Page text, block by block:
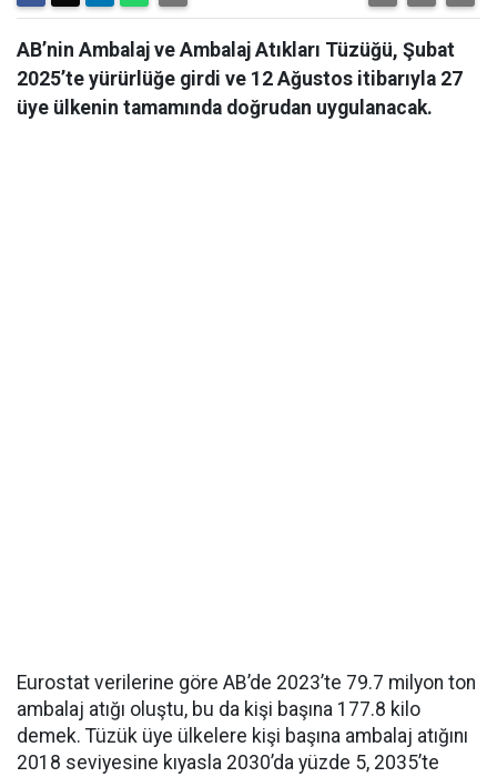
AB’nin Ambalaj ve Ambalaj Atıkları Tüzüğü, Şubat
2025’te yürürlüğe girdi ve 12 Ağustos itibarıyla 27
üye ülkenin tamamında doğrudan uygulanacak.
Eurostat verilerine göre AB’de 2023’te 79.7 milyon ton
ambalaj atığı oluştu, bu da kişi başına 177.8 kilo
demek. Tüzük üye ülkelere kişi başına ambalaj atığını
2018 seviyesine kıyasla 2030’da yüzde 5, 2035’te